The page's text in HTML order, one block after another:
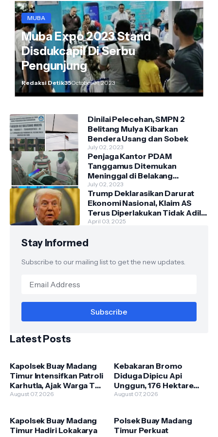
MUBA
Muba Expo 2023 Stand
Disdukcapil Di Serbu
Pengunjung
Redaksi Detik35October 31, 2023
Dinilai Pelecehan, SMPN 2
Belitang Mulya Kibarkan
Bendera Usang dan Sobek
July 02, 2023
Penjaga Kantor PDAM
Tanggamus Ditemukan
Meninggal di Belakang
Kantornya.
July 02, 2023
Trump Deklarasikan Darurat
Ekonomi Nasional, Klaim AS
Terus Diperlakukan Tidak Adil
oleh Negara Asing"
April 03, 2025
Stay Informed
Subscribe to our mailing list to get the new updates.
Latest Posts
Kapolsek Buay Madang
Timur Intensifkan Patroli
Karhutla, Ajak Warga Tak
Membakar Hutan dan
August 07, 2026
Kebakaran Bromo
Diduga Dipicu Api
Unggun, 176 Hektare
Lahan TNBTS Terbakar
August 07, 2026
Kapolsek Buay Madang
Timur Hadiri Lokakarya
Polsek Buay Madang
Timur Perkuat